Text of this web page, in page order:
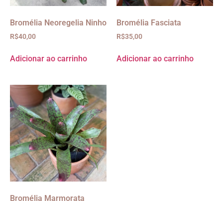
Bromélia Neoregelia Ninho
R$40,00
Adicionar ao carrinho
Bromélia Fasciata
R$35,00
Adicionar ao carrinho
Bromélia Marmorata